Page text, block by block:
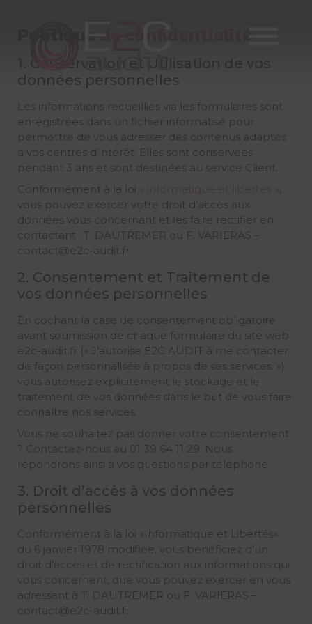
Politique
données personnelles
Les informations recueillies via les formulaires sont
enregistrées dans un fichier informatisé pour
permettre de vous adresser des contenus adaptés
à vos centres d’intérêt. Elles sont conservées
pendant 3 ans et sont destinées au service Client.
Conformément à la loi
vous pouvez exercer votre droit d’accès aux
données vous concernant et les faire rectifier en
contactant : T. DAUTREMER ou F. VARIERAS –
contact@e2c-audit.fr
2. Consentement et Traitement de
vos données personnelles
En cochant la case de consentement obligatoire
avant soumission de chaque formulaire du site web
e2c-audit.fr (« J’autorise E2C AUDIT à me contacter
de façon personnalisée à propos de ses services. »)
vous autorisez explicitement le stockage et le
traitement de vos données dans le but de vous faire
connaître nos services.
Vous ne souhaitez pas donner votre consentement
? Contactez-nous au 01 39 64 11 29. Nous
répondrons ainsi à vos questions par téléphone.
3. Droit d’accès à vos données
personnelles
Conformément à la loi «Informatique et Libertés»
du 6 janvier 1978 modifiée, vous bénéficiez d’un
droit d’accès et de rectification aux informations qui
vous concernent, que vous pouvez exercer en vous
adressant à T. DAUTREMER ou F. VARIERAS –
contact@e2c-audit.fr